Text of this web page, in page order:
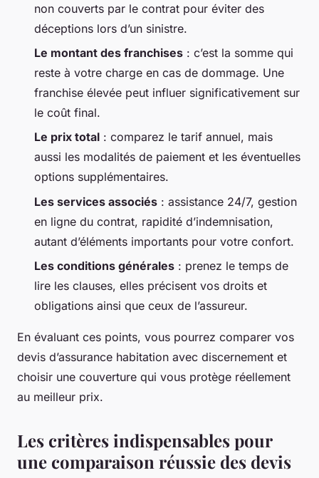
non couverts par le contrat pour éviter des
déceptions lors d’un sinistre.
Le montant des franchises : c’est la somme qui
reste à votre charge en cas de dommage. Une
franchise élevée peut influer significativement sur
le coût final.
Le prix total : comparez le tarif annuel, mais
aussi les modalités de paiement et les éventuelles
options supplémentaires.
Les services associés : assistance 24/7, gestion
en ligne du contrat, rapidité d’indemnisation,
autant d’éléments importants pour votre confort.
Les conditions générales : prenez le temps de
lire les clauses, elles précisent vos droits et
obligations ainsi que ceux de l’assureur.
En évaluant ces points, vous pourrez comparer vos
devis d’assurance habitation avec discernement et
choisir une couverture qui vous protège réellement
au meilleur prix.
Les critères indispensables pour
une comparaison réussie des devis